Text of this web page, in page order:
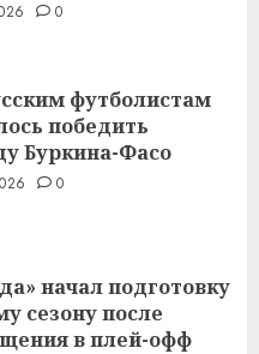
0
футболистам
победить
Буркина-Фасо
0
начал подготовку
сезону после
в плей-офф